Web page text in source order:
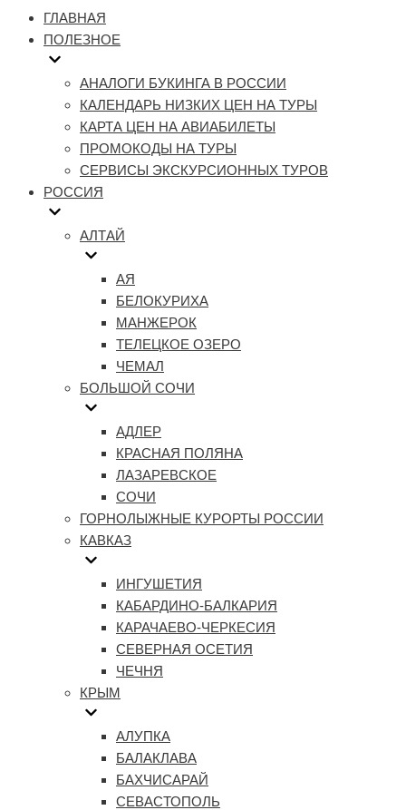
ГЛАВНАЯ
ПОЛЕЗНОЕ
АНАЛОГИ БУКИНГА В РОССИИ
КАЛЕНДАРЬ НИЗКИХ ЦЕН НА ТУРЫ
КАРТА ЦЕН НА АВИАБИЛЕТЫ
ПРОМОКОДЫ НА ТУРЫ
СЕРВИСЫ ЭКСКУРСИОННЫХ ТУРОВ
РОССИЯ
АЛТАЙ
АЯ
БЕЛОКУРИХА
МАНЖЕРОК
ТЕЛЕЦКОЕ ОЗЕРО
ЧЕМАЛ
БОЛЬШОЙ СОЧИ
АДЛЕР
КРАСНАЯ ПОЛЯНА
ЛАЗАРЕВСКОЕ
СОЧИ
ГОРНОЛЫЖНЫЕ КУРОРТЫ РОССИИ
КАВКАЗ
ИНГУШЕТИЯ
КАБАРДИНО-БАЛКАРИЯ
КАРАЧАЕВО-ЧЕРКЕСИЯ
СЕВЕРНАЯ ОСЕТИЯ
ЧЕЧНЯ
КРЫМ
АЛУПКА
БАЛАКЛАВА
БАХЧИСАРАЙ
СЕВАСТОПОЛЬ